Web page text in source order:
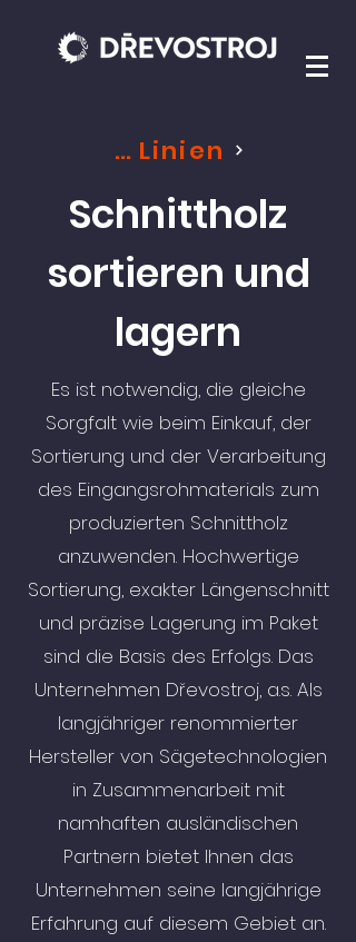
Automatische Linien
​Schnittholz
sortieren und
lagern
Es ist notwendig, die gleiche
Sorgfalt wie beim Einkauf, der
Sortierung und der Verarbeitung
des Eingangsrohmaterials zum
produzierten Schnittholz
anzuwenden. Hochwertige
Sortierung, exakter Längenschnitt
und präzise Lagerung im Paket
sind die Basis des Erfolgs. Das
Unternehmen Dřevostroj, a.s. Als
langjähriger renommierter
Hersteller von Sägetechnologien
in Zusammenarbeit mit
namhaften ausländischen
Partnern bietet Ihnen das
Unternehmen seine langjährige
Erfahrung auf diesem Gebiet an.